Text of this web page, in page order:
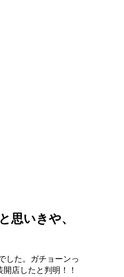
思いきや、
した。ガチョーンっ
店したと判明！！